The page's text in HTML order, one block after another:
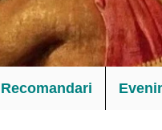
Recomandari